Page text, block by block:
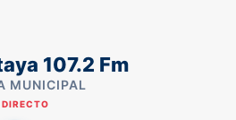
107.2 Fm
MUNICIPAL
DIRECTO